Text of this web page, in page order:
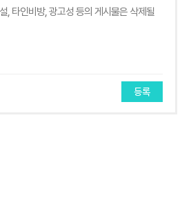
등록